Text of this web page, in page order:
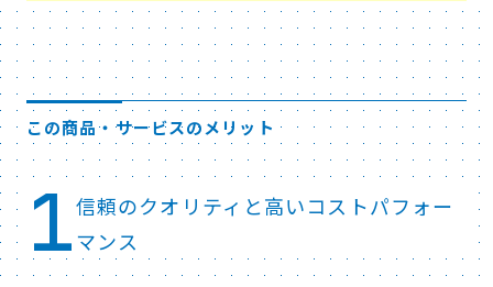
この商品・サービスのメリット
1信頼のクオリティと高いコストパフォー
マンス